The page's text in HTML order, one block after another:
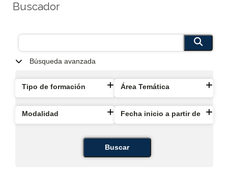
Buscador
Búsqueda avanzada
Tipo de formación Área Temática
Modalidad Fecha inicio a partir de
Buscar